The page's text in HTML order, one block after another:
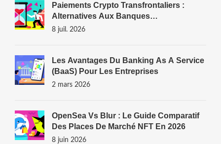
Paiements Crypto Transfrontaliers :
Alternatives Aux Banques
Traditionnelles En 2026
8 juil. 2026
Les Avantages Du Banking As A Service
(BaaS) Pour Les Entreprises
2 mars 2026
OpenSea Vs Blur : Le Guide Comparatif
Des Places De Marché NFT En 2026
8 juin 2026